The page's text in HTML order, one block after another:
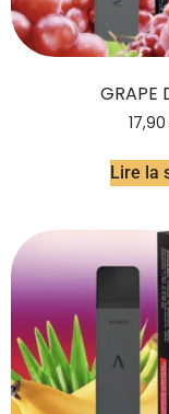
GRAPE
17,90
Lire la